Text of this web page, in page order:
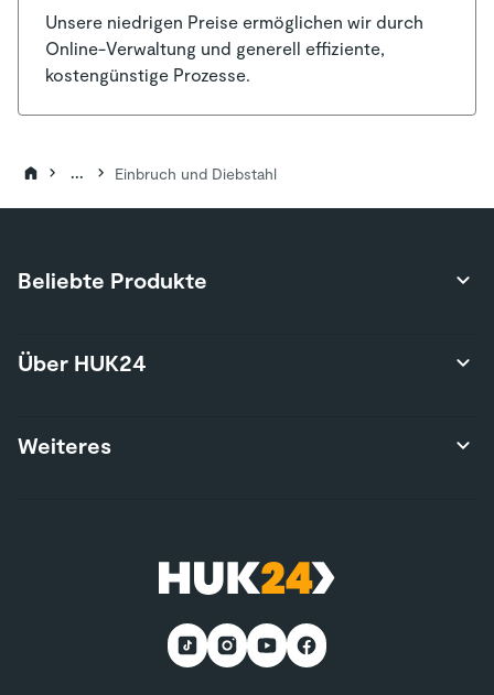
Unsere niedrigen Preise ermöglichen wir durch
Online-Verwaltung und generell effiziente,
kostengünstige Prozesse.
... Einbruch und Diebstahl
Beliebte Produkte
Produktübersicht
Hausratversicherung
Wohnmobilversicherung
Über HUK24
Über uns
Weiteres
*Teilnahmebedingungen